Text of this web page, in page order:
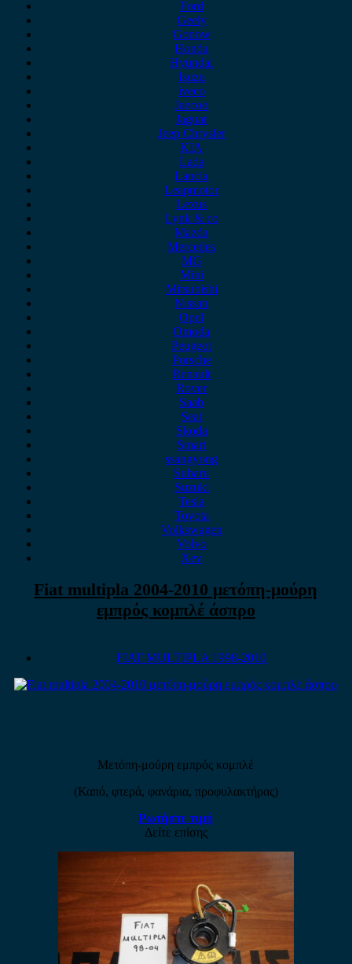
Ford
Geely
Gonow
Honda
Hyundai
Isuzu
iveco
Jaecoo
Jaguar
Jeep Chrysler
KIA
Lada
Lancia
Leapmotor
Lexus
Lynk & co
Mazda
Mercedes
MG
Mini
Mitsubishi
Nissan
Opel
Omoda
Peugeot
Porsche
Renault
Rover
Saab
Seat
Skoda
Smart
ssangyong
Subaru
Suzuki
Tesla
Toyota
Volkswagen
Volvo
Xev
Fiat multipla 2004-2010 μετόπη-μούρη
εμπρός κομπλέ άσπρο
FIAT MULTIPLA 1998-2010
Μετόπη-μούρη εμπρός κομπλέ
(Καπό, φτερά, φανάρια, προφυλακτήρας)
Ρωτήστε τιμή
Δείτε επίσης